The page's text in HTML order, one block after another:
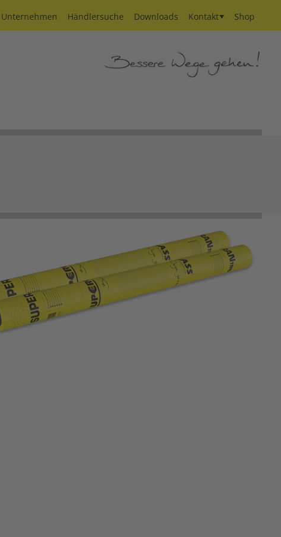
Unternehmen Händlersuche Downloads Kontakt Shop